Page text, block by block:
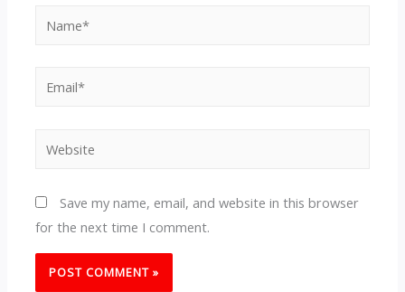
Save my name, email, and website in this browser
for the next time I comment.